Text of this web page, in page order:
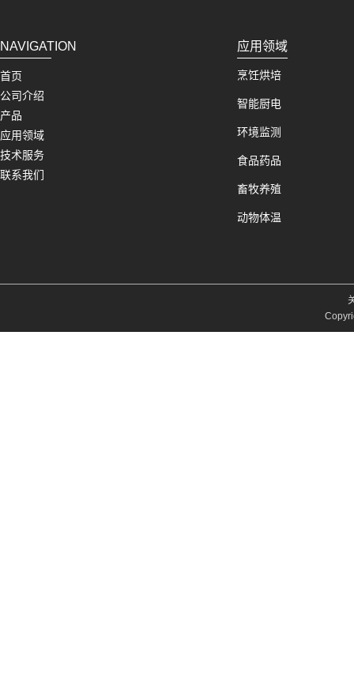
NAVIGATION
首页
公司介绍
产品
应用领域
技术服务
联系我们
应用领域
烹饪烘培
智能厨电
环境监测
食品药品
畜牧养殖
动物体温